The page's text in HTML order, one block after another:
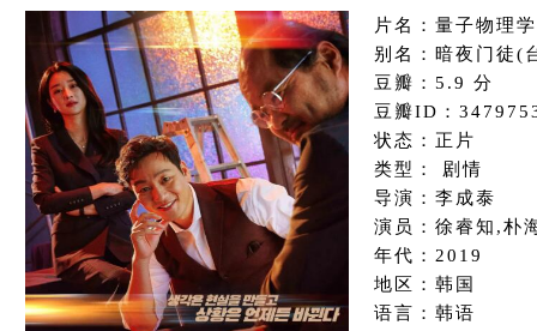
片名：量子物理学
别名：暗夜门徒
豆瓣：5.9 分
豆瓣ID：
状态：正片
类型： 剧情
导演：李成泰
演员：徐睿知,朴
年代：2019
地区：韩国
语言：韩语